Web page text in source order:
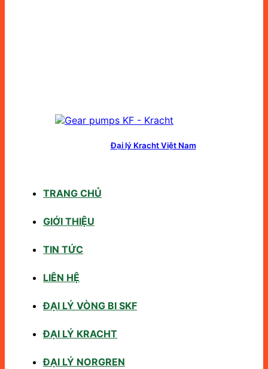
Đại lý Kracht Việt Nam
TRANG CHỦ
GIỚI THIỆU
TIN TỨC
LIÊN HỆ
ĐẠI LÝ VÒNG BI SKF
ĐẠI LÝ KRACHT
ĐẠI LÝ NORGREN